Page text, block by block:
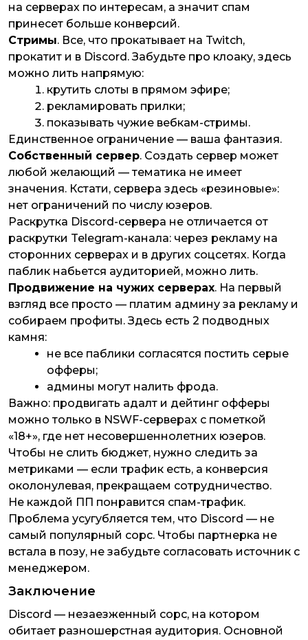
на серверах по интересам, а значит спам
принесет больше конверсий.
Стримы. Все, что прокатывает на Twitch,
прокатит и в Discord. Забудьте про клоаку, здесь
можно лить напрямую:
крутить слоты в прямом эфире;
рекламировать прилки;
показывать чужие вебкам-стримы.
Единственное ограничение — ваша фантазия.
Собственный сервер. Создать сервер может
любой желающий — тематика не имеет
значения. Кстати, сервера здесь «резиновые»:
нет ограничений по числу юзеров.
Раскрутка Discord-сервера не отличается от
раскрутки Telegram-канала: через рекламу на
сторонних серверах и в других соцсетях. Когда
паблик набьется аудиторией, можно лить.
Продвижение на чужих серверах. На первый
взгляд все просто — платим админу за рекламу и
собираем профиты. Здесь есть 2 подводных
камня:
не все паблики согласятся постить серые
офферы;
админы могут налить фрода.
Важно: продвигать адалт и дейтинг офферы
можно только в NSWF-серверах с пометкой
«18+», где нет несовершеннолетних юзеров.
Чтобы не слить бюджет, нужно следить за
метриками — если трафик есть, а конверсия
околонулевая, прекращаем сотрудничество.
Не каждой ПП понравится спам-трафик.
Проблема усугубляется тем, что Discord — не
самый популярный сорс. Чтобы партнерка не
встала в позу, не забудьте согласовать источник с
менеджером.
Заключение
Discord — незаезженный сорс, на котором
обитает разношерстная аудитория. Основной